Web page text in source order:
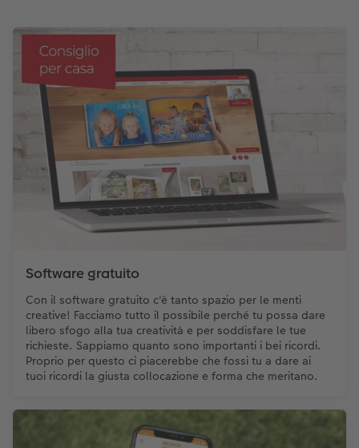
Storie dei clienti
Coffeetable Book «Art Collection»
Accessori
Poster su forex
Consigli decorazione murale
Accessori
Idee regalo
Buono regalo CEWE
Barattolo per croccantini con foto
Novità
Software gratuito
Con il software gratuito c'è tanto spazio per le menti
creative! Facciamo tutto il possibile perché tu possa dare
libero sfogo alla tua creatività e per soddisfare le tue
richieste. Sappiamo quanto sono importanti i bei ricordi.
Proprio per questo ci piacerebbe che fossi tu a dare ai
tuoi ricordi la giusta collocazione e forma che meritano.